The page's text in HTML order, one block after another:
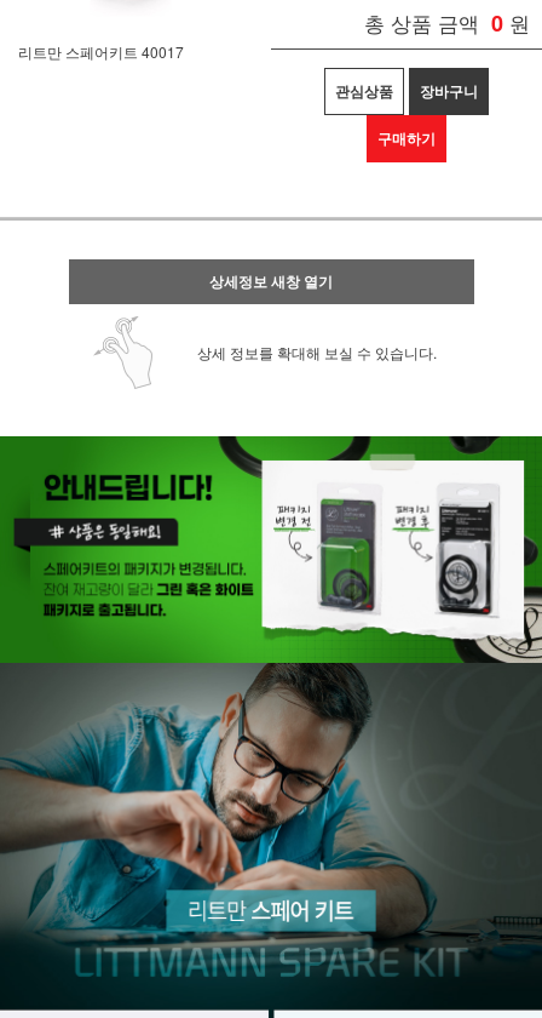
리트만 스페어키트 40017
총 상품 금액 0 원
관심상품 장바구니
구매하기
상세정보 새창 열기
상세 정보를 확대해 보실 수 있습니다.